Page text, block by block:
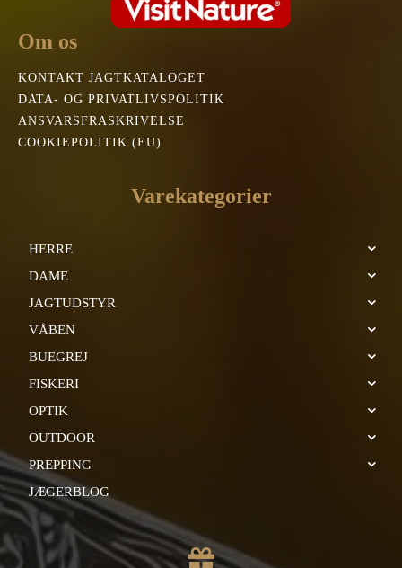
Om os
KONTAKT JAGTKATALOGET
DATA- OG PRIVATLIVSPOLITIK
ANSVARSFRASKRIVELSE
COOKIEPOLITIK (EU)
Varekategorier
HERRE
DAME
JAGTUDSTYR
VÅBEN
BUEGREJ
FISKERI
OPTIK
OUTDOOR
PREPPING
JÆGERBLOG